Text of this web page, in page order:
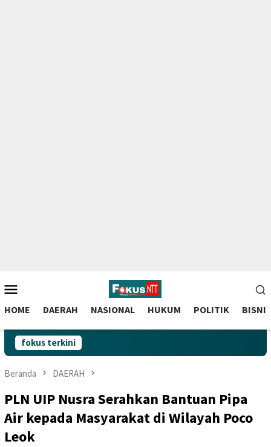
to
contentMobile
HOME DAERAH NASIONAL HUKUM POLITIK BISNIS
fokus terkini
Beranda DAERAH
PLN UIP Nusra Serahkan Bantuan Pipa
Air kepada Masyarakat di Wilayah Poco
Leok